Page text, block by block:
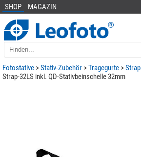
SHOP MAGAZIN
Fotostative >Stativ-Zubehör >Tragegurte >Strap
Strap-32LS inkl. QD-Stativbeinschelle 32mm